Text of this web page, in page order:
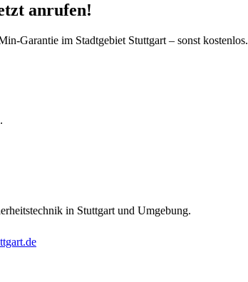
anrufen!
Garantie im Stadtgebiet Stuttgart – sonst kostenlos.
in Stuttgart und Umgebung.